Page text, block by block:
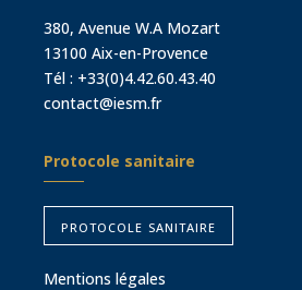
380, Avenue W.A Mozart
13100 Aix-en-Provence
Tél : +33(0)4.42.60.43.40
contact@iesm.fr
Protocole sanitaire
protocole sanitaire
Mentions légales